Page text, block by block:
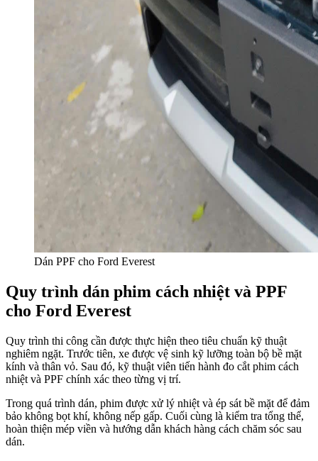
Dán PPF cho Ford Everest
Quy trình dán phim cách nhiệt và PPF
cho Ford Everest
Quy trình thi công cần được thực hiện theo tiêu chuẩn kỹ thuật
nghiêm ngặt. Trước tiên, xe được vệ sinh kỹ lưỡng toàn bộ bề mặt
kính và thân vỏ. Sau đó, kỹ thuật viên tiến hành đo cắt phim cách
nhiệt và PPF chính xác theo từng vị trí.
Trong quá trình dán, phim được xử lý nhiệt và ép sát bề mặt để đảm
bảo không bọt khí, không nếp gấp. Cuối cùng là kiểm tra tổng thể,
hoàn thiện mép viền và hướng dẫn khách hàng cách chăm sóc sau
dán.